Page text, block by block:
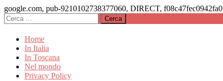
google.com, pub-9210102738377060, DIRECT, f08c47fec0942fa0
Vai
al
contenuto
Luoghi romantici da visitare
Ricerca
per:
Home
In Italia
In Toscana
Nel mondo
Privacy Policy